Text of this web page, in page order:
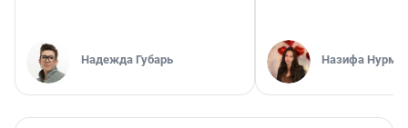
Надежда Губарь Назифа